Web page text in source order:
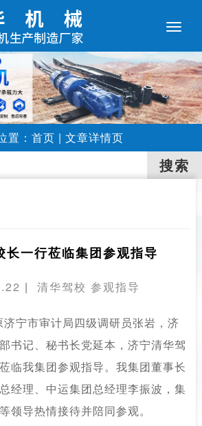
置： 首页 | 文章详情页
长一行莅临集团参观指导
| 清华驾校 参观指导
宁市审计局四级调研员张岩，济
书记、秘书长党延本，济宁清华驾
临我集团参观指导。我集团董事长
经理、中运集团总经理李振波，集
领导热情接待并陪同参观。